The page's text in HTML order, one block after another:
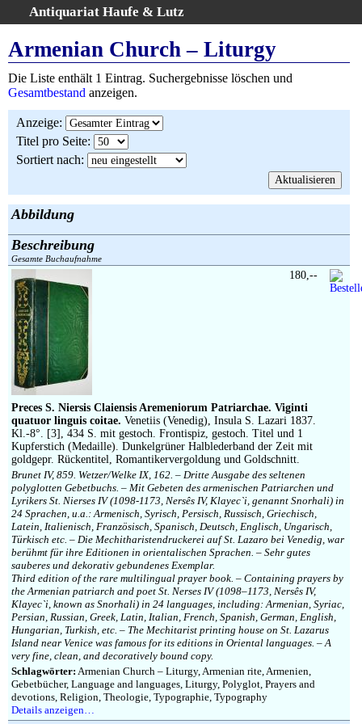
Antiquariat Haufe & Lutz
Home
Gesamtbestand
Kategorien
Schlagwörter
Suchergebnisse
AGB
Widerruf
Über uns
Aktuelle Kataloge
Kontakt
Ankauf
Links
Impressum
Armenian Church – Liturgy
Die Liste enthält 1 Eintrag. Suchergebnisse löschen und
Gesamtbestand anzeigen.
Anzeige:
Titel pro Seite:
Sortiert nach:
Abbildung
Beschreibung
Gesamte Buchaufnahme
Preces S. Niersis Claiensis Aremeniorum Patriarchae. Viginti
quatuor linguis coitae. Venetiis (Venedig), Insula S. Lazari 1837.
Kl.-8°. [3], 434 S. mit gestoch. Frontispiz, gestoch. Titel und 1
Kupferstich (Medaille). Dunkelgrüner Halblederband der Zeit mit
goldgepr. Rückentitel, Romantikervergoldung und Goldschnitt.
Brunet IV, 859. Wetzer/Welke IX, 162. – Dritte Ausgabe des seltenen
polyglotten Gebetbuchs. – Mit Gebeten des armenischen Patriarchen und
Lyrikers St. Nierses IV (1098-1173, Nersês IV, Klayec`i, genannt Snorhali) in
24 Sprachen, u.a.: Armenisch, Syrisch, Persisch, Russisch, Griechisch,
Latein, Italienisch, Französisch, Spanisch, Deutsch, Englisch, Ungarisch,
Türkisch etc. – Die Mechitharistendruckerei auf St. Lazaro bei Venedig, war
berühmt für ihre Editionen in orientalischen Sprachen. – Sehr gutes
sauberes und dekorativ gebundenes Exemplar.
Third edition of the rare multilingual prayer book. – Containing prayers by
the Armenian patriarch and poet St. Nerses IV (1098–1173, Nersês IV,
Klayec`i, known as Snorhali) in 24 languages, including: Armenian, Syriac,
Persian, Russian, Greek, Latin, Italian, French, Spanish, German, English,
Hungarian, Turkish, etc. – The Mechitarist printing house on St. Lazarus
Island near Venice was famous for its editions in Oriental languages. – A
very fine, clean, and decoratively bound copy.
Schlagwörter: Armenian Church – Liturgy, Armenian rite, Armenien,
Gebetbücher, Language and languages, Liturgy, Polyglot, Prayers and
devotions, Religion, Theologie, Typographie, Typography
Details anzeigen…
180,--